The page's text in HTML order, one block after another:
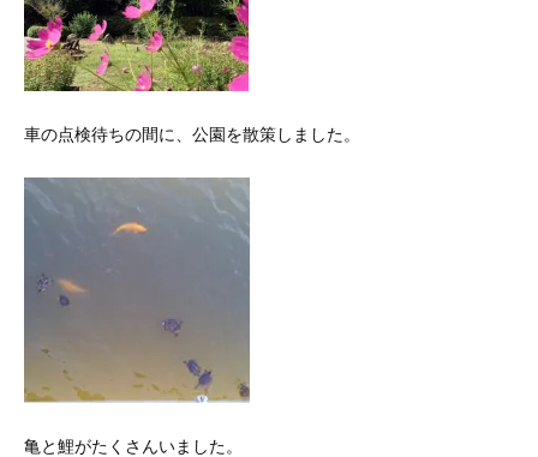
車の点検待ちの間に、公園を散策しました。
亀と鯉がたくさんいました。